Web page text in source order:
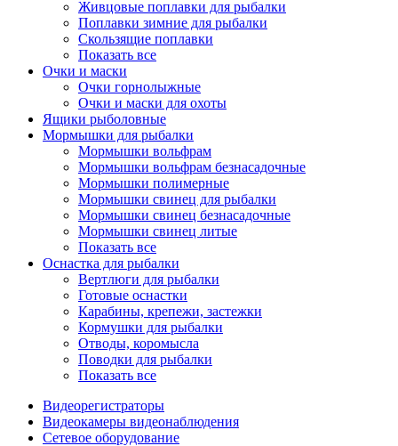
Живцовые поплавки для рыбалки
Поплавки зимние для рыбалки
Скользящие поплавки
Показать все
Очки и маски
Очки горнолыжные
Очки и маски для охоты
Ящики рыболовные
Мормышки для рыбалки
Мормышки вольфрам
Мормышки вольфрам безнасадочные
Мормышки полимерные
Мормышки свинец для рыбалки
Мормышки свинец безнасадочные
Мормышки свинец литые
Показать все
Оснастка для рыбалки
Вертлюги для рыбалки
Готовые оснастки
Карабины, крепежи, застежки
Кормушки для рыбалки
Отводы, коромысла
Поводки для рыбалки
Показать все
Видеорегистраторы
Видеокамеры видеонаблюдения
Сетевое оборудование